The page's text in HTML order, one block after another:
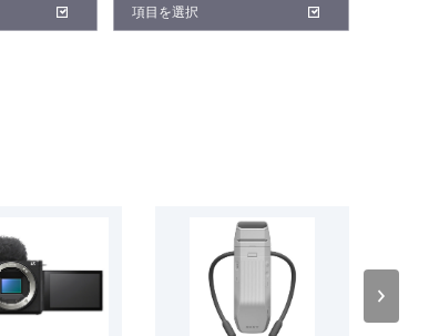
項目を選択